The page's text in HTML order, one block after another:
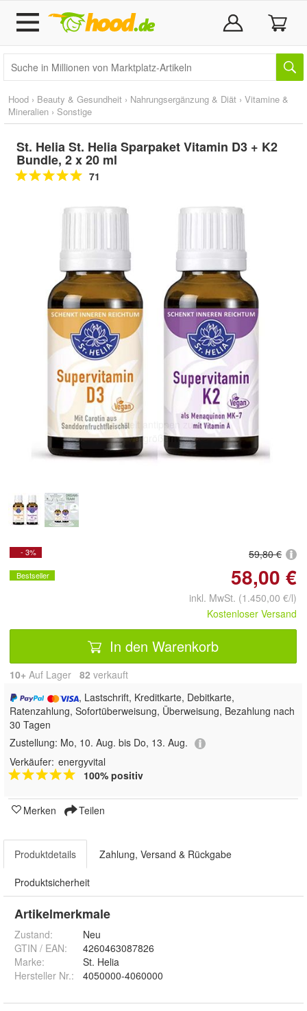
Hood › Beauty & Gesundheit › Nahrungsergänzung & Diät › Vitamine &
Mineralien › Sonstige
St. Helia St. Helia Sparpaket Vitamin D3 + K2
Bundle, 2 x 20 ml
71
Doppelt antippen zum
vergrößern
- 3% 59,80 €
Bestseller 58,00 €
inkl. MwSt. (1.450,00 €/l)
Kostenloser Versand
In den Warenkorb
10+ Auf Lager 82 verkauft
, Lastschrift, Kreditkarte, Debitkarte,
Ratenzahlung, Sofortüberweisung, Überweisung, Bezahlung nach
30 Tagen
Zustellung: Mo, 10. Aug. bis Do, 13. Aug.
Verkäufer: energyvital
100% positiv
Merken Teilen
Produktdetails Zahlung, Versand & Rückgabe
Produktsicherheit
Artikelmerkmale
Zustand:
Neu
GTIN / EAN:
4260463087826
Marke:
St. Helia
Hersteller Nr.:
4050000-4060000